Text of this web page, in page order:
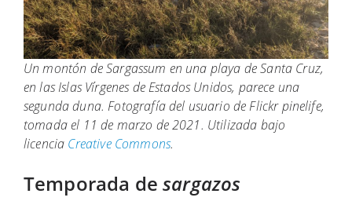
Un montón de Sargassum en una playa de Santa Cruz,
en las Islas Vírgenes de Estados Unidos, parece una
segunda duna. Fotografía del usuario de Flickr pinelife,
tomada el 11 de marzo de 2021. Utilizada bajo
licencia Creative Commons.
Temporada desargazos